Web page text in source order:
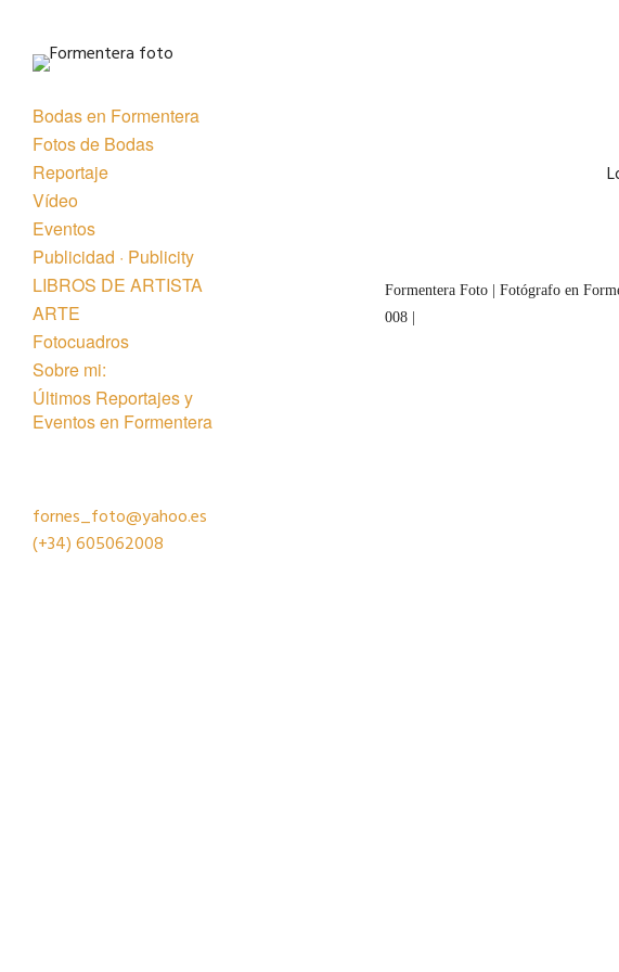
Bodas en Formentera
Fotos de Bodas
Reportaje
Vídeo
Eventos
Publicidad · Publicity
LIBROS DE ARTISTA
ARTE
Fotocuadros
Sobre mi:
Últimos Reportajes y
Eventos en Formentera
fornes_foto@yahoo.es
(+34)605062008
Formentera Foto | Fotógrafo en
008 |